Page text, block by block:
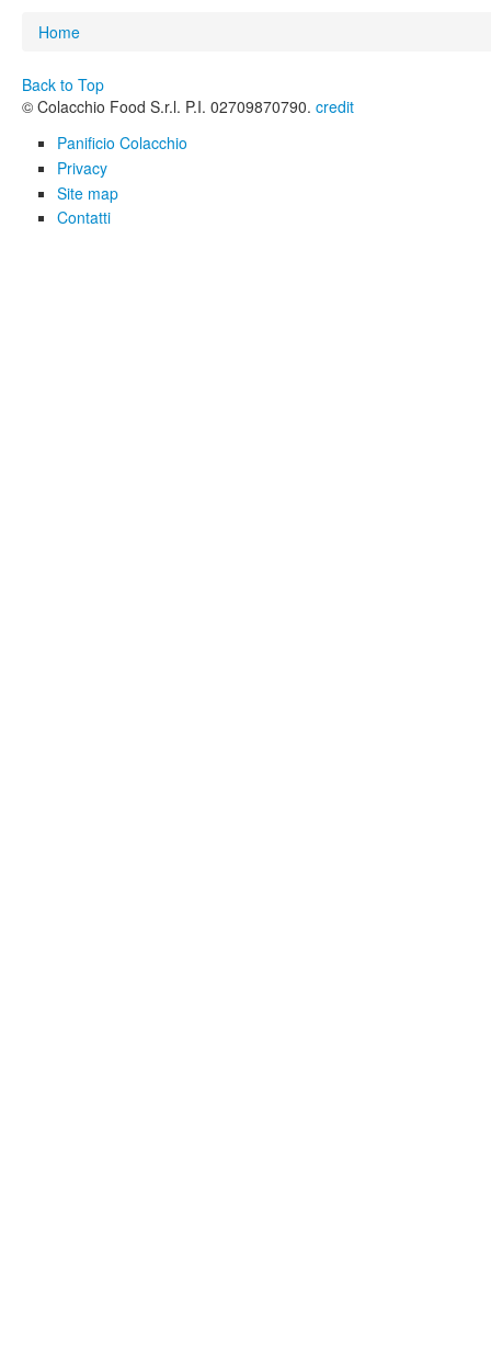
You are here
Home
Back to Top
© Colacchio Food S.r.l. P.I. 02709870790. credit
Panificio Colacchio
Privacy
Site map
Contatti